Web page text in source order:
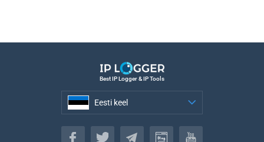
Best IP Logger & IP Tools
Eesti keel
Eesti keel